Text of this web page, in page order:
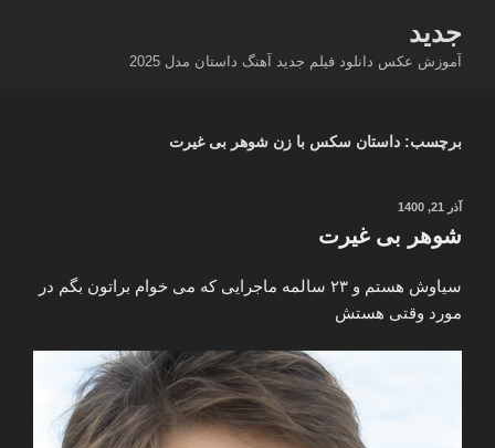
محتوا
جدید
آموزش عکس دانلود فیلم جدید آهنگ داستان مدل 2025
برچسب: داستان سکس با زن شوهر بی غیرت
نوشته‌شده
آذر 21, 1400
شوهر بی غیرت
سیاوش هستم و ۲۳ سالمه ماجرایی که می خوام براتون بگم در
مورد وقتی هستش